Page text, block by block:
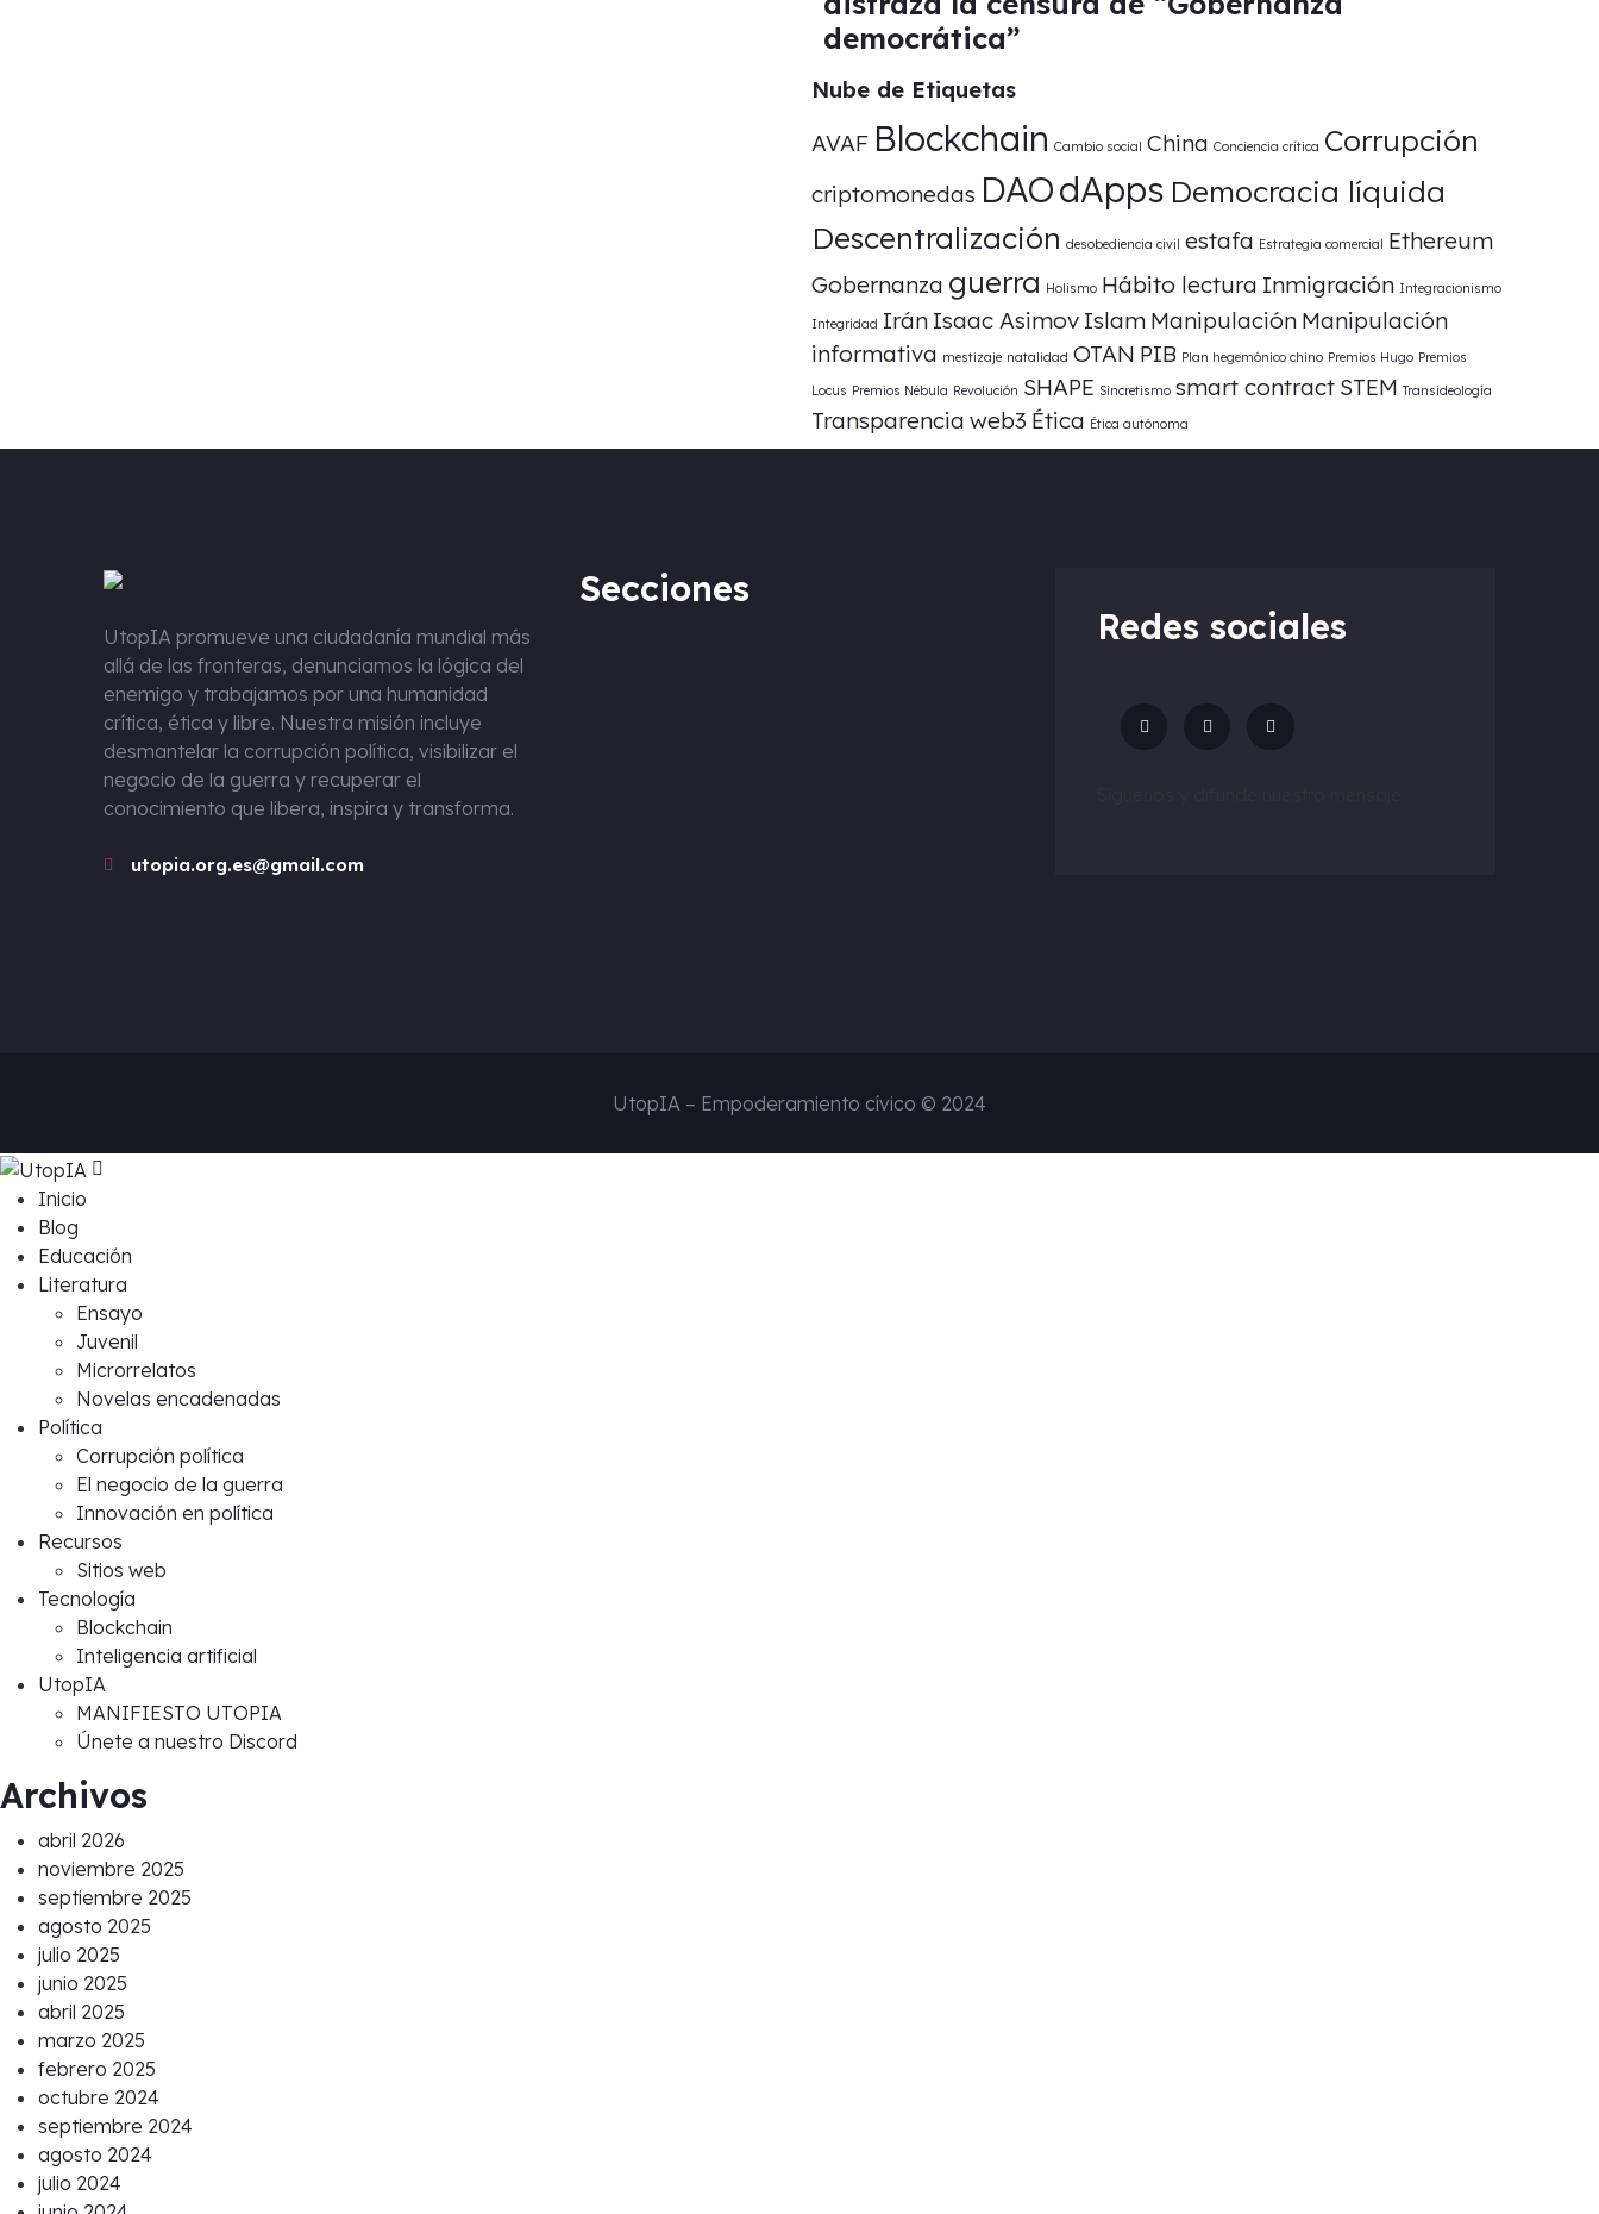
democrática”
Nube de Etiquetas
AVAF Blockchain Cambio social China Conciencia crítica Corrupción
criptomonedas DAOdApps Democracia líquida
Descentralización desobediencia civil estafa Estrategia comercial Ethereum
Gobernanza guerra Holismo Hábito lectura Inmigración Integracionismo
Integridad Irán Isaac Asimov Islam Manipulación Manipulación
informativa mestizaje natalidad OTAN PIB Plan hegemónico chino Premios Hugo Premios
Locus Premios Nébula Revolución SHAPE Sincretismo smart contract STEM Transideología
Transparencia web3 Ética Ética autónoma
UtopIA promueve una ciudadanía mundial más
allá de las fronteras, denunciamos la lógica del
enemigo y trabajamos por una humanidad
crítica, ética y libre. Nuestra misión incluye
desmantelar la corrupción política, visibilizar el
negocio de la guerra y recuperar el
conocimiento que libera, inspira y transforma.
utopia.org.es@gmail.com
Secciones
Redes sociales
UtopIA – Empoderamiento cívico © 2024
Inicio
Blog
Educación
Literatura
Ensayo
Juvenil
Microrrelatos
Novelas encadenadas
Política
Corrupción política
El negocio de la guerra
Innovación en política
Recursos
Sitios web
Tecnología
Blockchain
Inteligencia artificial
UtopIA
MANIFIESTO UTOPIA
Únete a nuestro Discord
Archivos
abril 2026
noviembre 2025
septiembre 2025
agosto 2025
julio 2025
junio 2025
abril 2025
marzo 2025
febrero 2025
octubre 2024
septiembre 2024
agosto 2024
julio 2024